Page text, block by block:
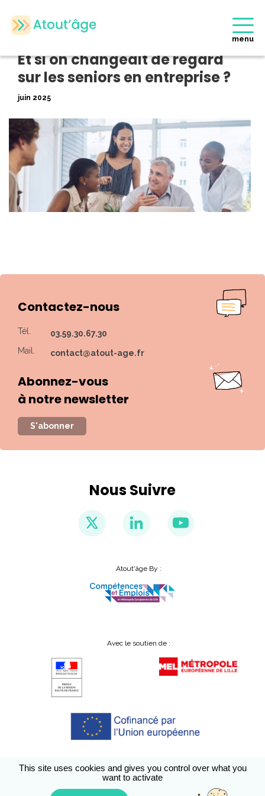
menu
les seniors en entreprise ?
Et si on changeait de regard
sur les seniors en entreprise ?
juin 2025
Contactez-nous
Tél.
03.59.30.67.30
Mail.
contact@atout-age.fr
Abonnez-vous
à notre newsletter
S'abonner
Nous Suivre
Atout'âge By :
Avec le soutien de :
Conditions générales d’utilisation A propos
This site uses cookies and gives you control over what you
want to activate